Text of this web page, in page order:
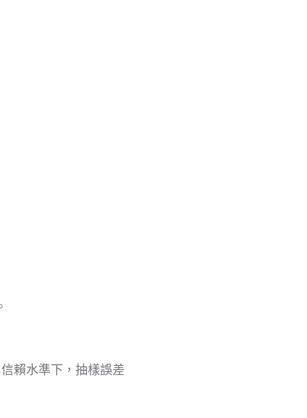
賴水準下，抽樣誤差